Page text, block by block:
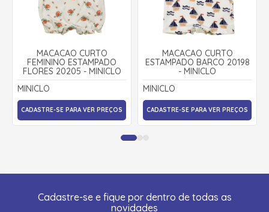
MACACÃO CURTO
FEMININO ESTAMPADO
FLORES 20205 - MINICLO
MINICLO
CADASTRE-SE PARA VER PREÇOS
MACACÃO CURTO
ESTAMPADO BARCO 20198
- MINICLO
MINICLO
CADASTRE-SE PARA VER PREÇOS
Cadastre-se e fique por dentro de todas as
novidades